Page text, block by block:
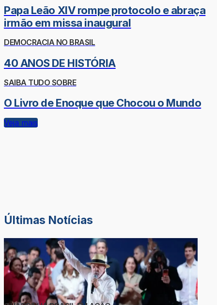
Papa Leão XIV rompe protocolo e abraça
irmão em missa inaugural
DEMOCRACIA NO BRASIL
40 ANOS DE HISTÓRIA
SAIBA TUDO SOBRE
O Livro de Enoque que Chocou o Mundo
Veja mais
Últimas Notícias